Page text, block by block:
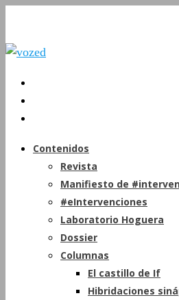
Contenidos
Revista
Manifiesto de
#eIntervenciones
Laboratorio Hoguera
Dossier
Columnas
El castillo de If
Hibridaciones